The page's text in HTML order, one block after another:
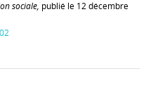
sociale, publié le 12 décembre